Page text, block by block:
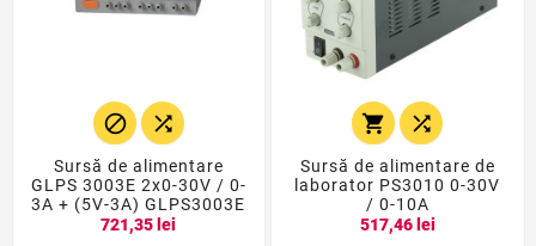
 
Sursă de alimentare
GLPS 3003E 2x0-30V / 0-
3A + (5V-3A) GLPS3003E
721,35 lei
 
Sursă de alimentare de
laborator PS3010 0-30V
/ 0-10A
517,46 lei